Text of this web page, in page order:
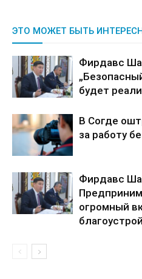
ЭТО МОЖЕТ БЫТЬ
Фирдавс
будет
В Согде
за работу
Фирдавс
огромный